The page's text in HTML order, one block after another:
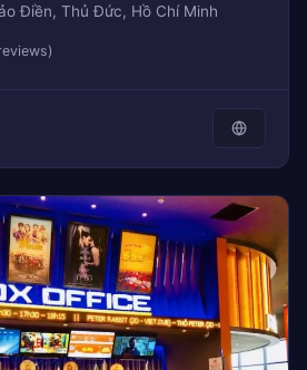
Điền, Thủ Đức, Hồ Chí Minh